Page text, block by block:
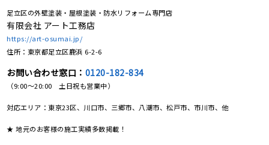
足立区の外壁塗装・屋根塗装・防水リフォーム専門店
有限会社 アート工務店
https://art-osumai.jp/
住所：東京都足立区鹿浜 6-2-6
お問い合わせ窓口： 0120-182-834
（9:00～20:00 土日祝も営業中）
対応エリア：東京23区、川口市、三郷市、八潮市、松戸市、市川市、他
★ 地元のお客様の施工実績多数掲載！